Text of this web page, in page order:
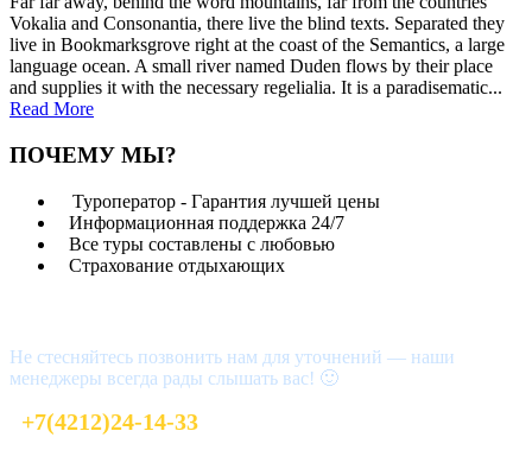
Vokalia and Consonantia, there live the blind texts. Separated they
live in Bookmarksgrove right at the coast of the Semantics, a large
language ocean. A small river named Duden flows by their place
and supplies it with the necessary regelialia. It is a paradisematic...
Read More
ПОЧЕМУ МЫ?
Туроператор - Гарантия лучшей цены
Информационная поддержка 24/7
Все туры составлены с любовью
Страхование отдыхающих
Не стесняйтесь позвонить нам для уточнений — наши
менеджеры всегда рады слышать вас! 🙂
+7(4212)24-14-33